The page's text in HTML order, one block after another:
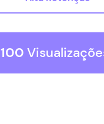
Seguidores TikTok
100